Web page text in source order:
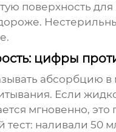
поверхность
цифры
абсорбцию
Если
мгновенно,
наливали 50